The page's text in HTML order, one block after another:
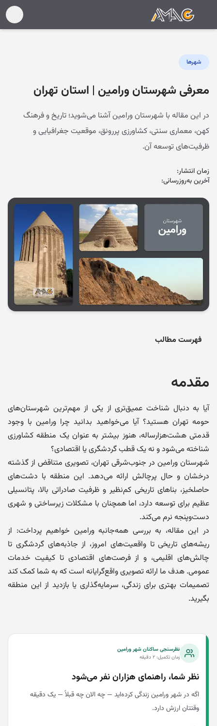
شهرها
معرفی شهرستان ورامین | استان تهران
در این مقاله با شهرستان ورامین آشنا می‌شوید؛ تاریخ و فرهنگ
کهن، معماری سنتی، کشاورزی پررونق، موقعیت جغرافیایی و
ظرفیت‌های توسعه آن.
زمان انتشار:
آخرین به‌روزرسانی:
فهرست مطالب
مقدمه
آیا به دنبال شناخت عمیق‌تری از یکی از مهم‌ترین شهرستان‌های
حومه تهران هستید؟ آیا می‌خواهید بدانید چرا ورامین با وجود
قدمتی هشت‌هزارساله، هنوز بیشتر به عنوان یک منطقه کشاورزی
شناخته می‌شود و نه یک قطب گردشگری یا اقتصادی؟
شهرستان ورامین در جنوب‌شرقی تهران، تصویری متناقض از گذشته
درخشان و حال پرچالش ارائه می‌دهد. این منطقه با دشت‌های
حاصلخیز، بناهای تاریخی کم‌نظیر و ظرفیت صادراتی بالا، پتانسیلی
عظیم برای توسعه دارد، اما همچنان با مشکلات زیرساختی و شهری
دست‌وپنجه نرم می‌کند.
در این مقاله، به بررسی همه‌جانبه ورامین خواهیم پرداخت: از
ریشه‌های تاریخی تا واقعیت‌های امروز، از جاذبه‌های گردشگری تا
چالش‌های اقلیمی، و از فرصت‌های اقتصادی تا کیفیت خدمات
عمومی. هدف ما ارائه تصویری واقع‌گرایانه است که به شما کمک کند
تصمیمات بهتری برای زندگی، سرمایه‌گذاری یا بازدید از این منطقه
بگیرید.
نظرسنجی ساکنان شهر ورامین
زمان تکمیل: ۲ دقیقه
نظر شما، راهنمای هزاران نفر می‌شود
اگه در شهر ورامین زندگی کرده‌اید — چه الان چه قبلاً — یک دقیقه
وقتتان ارزش دارد.